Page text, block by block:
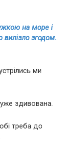
на море і
вилізло згодом.
ми
здивована.
треба до